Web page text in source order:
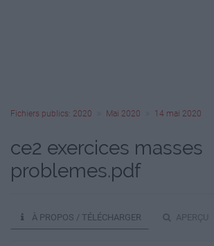
Fichiers publics: 2020 Mai 2020 14 mai 2020
ce2 exercices masses
problemes.pdf
À PROPOS / TÉLÉCHARGER APERÇU